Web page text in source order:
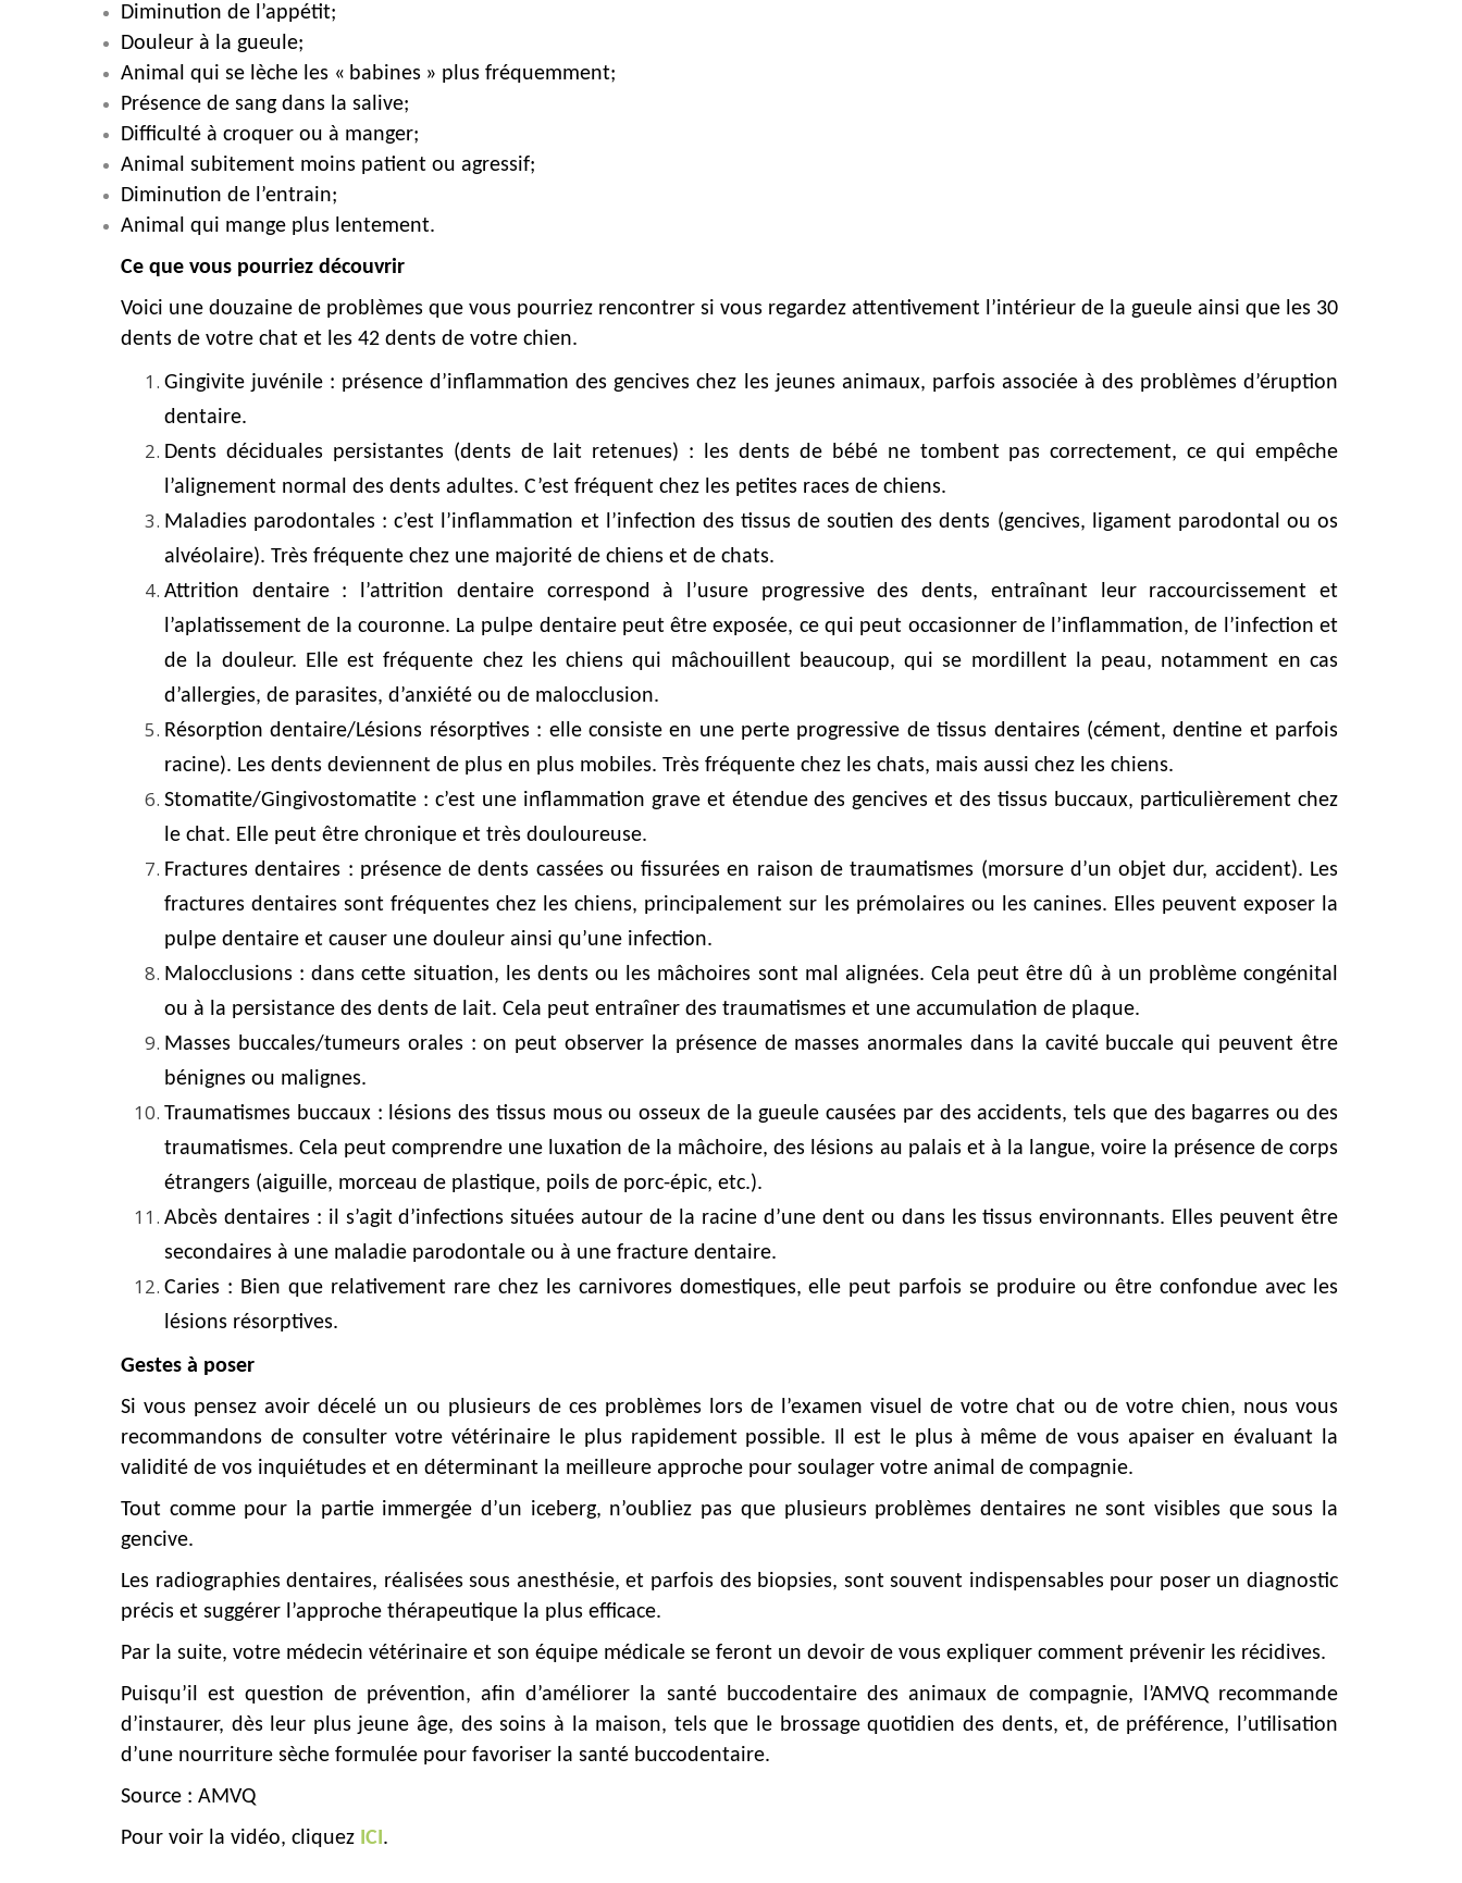
Diminution de l’appétit;
Douleur à la gueule;
Animal qui se lèche les « babines » plus fréquemment;
Présence de sang dans la salive;
Difficulté à croquer ou à manger;
Animal subitement moins patient ou agressif;
Diminution de l’entrain;
Animal qui mange plus lentement.
Ce que vous pourriez découvrir
Voici une douzaine de problèmes que vous pourriez rencontrer si vous regardez attentivement l’intérieur de la gueule ainsi que les 30
dents de votre chat et les 42 dents de votre chien.
Gingivite juvénile : présence d’inflammation des gencives chez les jeunes animaux, parfois associée à des problèmes d’éruption
dentaire.
Dents déciduales persistantes (dents de lait retenues) : les dents de bébé ne tombent pas correctement, ce qui empêche
l’alignement normal des dents adultes. C’est fréquent chez les petites races de chiens.
Maladies parodontales : c’est l’inflammation et l’infection des tissus de soutien des dents (gencives, ligament parodontal ou os
alvéolaire). Très fréquente chez une majorité de chiens et de chats.
Attrition dentaire : l’attrition dentaire correspond à l’usure progressive des dents, entraînant leur raccourcissement et
l’aplatissement de la couronne. La pulpe dentaire peut être exposée, ce qui peut occasionner de l’inflammation, de l’infection et
de la douleur. Elle est fréquente chez les chiens qui mâchouillent beaucoup, qui se mordillent la peau, notamment en cas
d’allergies, de parasites, d’anxiété ou de malocclusion.
Résorption dentaire/Lésions résorptives : elle consiste en une perte progressive de tissus dentaires (cément, dentine et parfois
racine). Les dents deviennent de plus en plus mobiles. Très fréquente chez les chats, mais aussi chez les chiens.
Stomatite/Gingivostomatite : c’est une inflammation grave et étendue des gencives et des tissus buccaux, particulièrement chez
le chat. Elle peut être chronique et très douloureuse.
Fractures dentaires : présence de dents cassées ou fissurées en raison de traumatismes (morsure d’un objet dur, accident). Les
fractures dentaires sont fréquentes chez les chiens, principalement sur les prémolaires ou les canines. Elles peuvent exposer la
pulpe dentaire et causer une douleur ainsi qu’une infection.
Malocclusions : dans cette situation, les dents ou les mâchoires sont mal alignées. Cela peut être dû à un problème congénital
ou à la persistance des dents de lait. Cela peut entraîner des traumatismes et une accumulation de plaque.
Masses buccales/tumeurs orales : on peut observer la présence de masses anormales dans la cavité buccale qui peuvent être
bénignes ou malignes.
Traumatismes buccaux : lésions des tissus mous ou osseux de la gueule causées par des accidents, tels que des bagarres ou des
traumatismes. Cela peut comprendre une luxation de la mâchoire, des lésions au palais et à la langue, voire la présence de corps
étrangers (aiguille, morceau de plastique, poils de porc-épic, etc.).
Abcès dentaires : il s’agit d’infections situées autour de la racine d’une dent ou dans les tissus environnants. Elles peuvent être
secondaires à une maladie parodontale ou à une fracture dentaire.
Caries : Bien que relativement rare chez les carnivores domestiques, elle peut parfois se produire ou être confondue avec les
lésions résorptives.
Gestes à poser
Si vous pensez avoir décelé un ou plusieurs de ces problèmes lors de l’examen visuel de votre chat ou de votre chien, nous vous
recommandons de consulter votre vétérinaire le plus rapidement possible. Il est le plus à même de vous apaiser en évaluant la
validité de vos inquiétudes et en déterminant la meilleure approche pour soulager votre animal de compagnie.
Tout comme pour la partie immergée d’un iceberg, n’oubliez pas que plusieurs problèmes dentaires ne sont visibles que sous la
gencive.
Les radiographies dentaires, réalisées sous anesthésie, et parfois des biopsies, sont souvent indispensables pour poser un diagnostic
précis et suggérer l’approche thérapeutique la plus efficace.
Par la suite, votre médecin vétérinaire et son équipe médicale se feront un devoir de vous expliquer comment prévenir les récidives.
Puisqu’il est question de prévention, afin d’améliorer la santé buccodentaire des animaux de compagnie, l’AMVQ recommande
d’instaurer, dès leur plus jeune âge, des soins à la maison, tels que le brossage quotidien des dents, et, de préférence, l’utilisation
d’une nourriture sèche formulée pour favoriser la santé buccodentaire.
Source : AMVQ
Pour voir la vidéo, cliquez ICI .